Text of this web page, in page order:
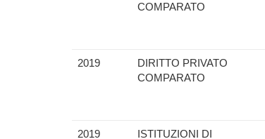
COMPARATO
2019
DIRITTO PRIVATO
COMPARATO
2019 ISTITUZIONI DI